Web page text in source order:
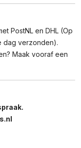
PostNL en DHL (Op
dag verzonden).
Maak vooraf een